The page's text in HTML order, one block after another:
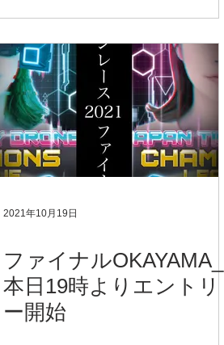
2021年10月19日
ファイナルOKAYAMA_
本日19時よりエントリ
ー開始